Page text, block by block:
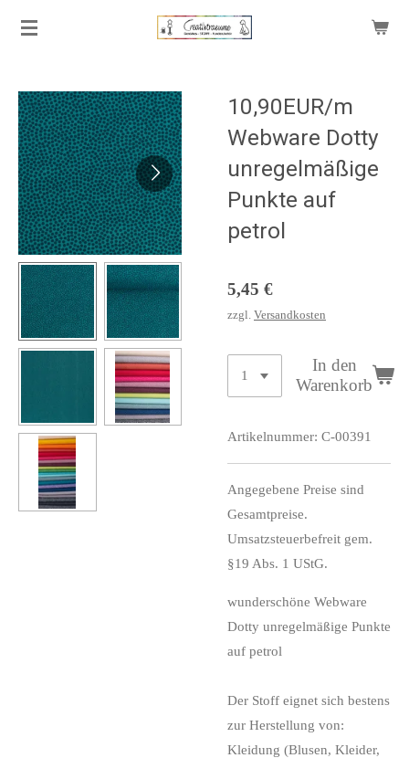
Zum
10,90EUR/m
Webware Dotty
unregelmäßige
Punkte auf
petrol
5,45 €
zzgl. Versandkosten
In den
Warenkorb
Artikelnummer: C-00391
Angegebene Preise sind
Gesamtpreise.
Umsatzsteuerbefreit gem.
§19 Abs. 1 UStG.
wunderschöne Webware
Dotty unregelmäßige Punkte
auf petrol
Der Stoff eignet sich bestens
zur Herstellung von:
Kleidung (Blusen, Kleider,